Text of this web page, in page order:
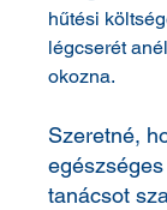
hűtési
légcserét
okozna.
Szeretné,
tanácsot